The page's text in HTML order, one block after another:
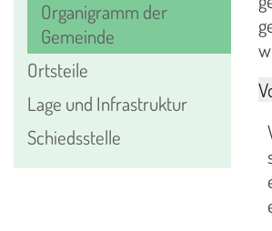
Organigramm der
Gemeinde
Ortsteile
Lage und Infrastruktur
Schiedsstelle